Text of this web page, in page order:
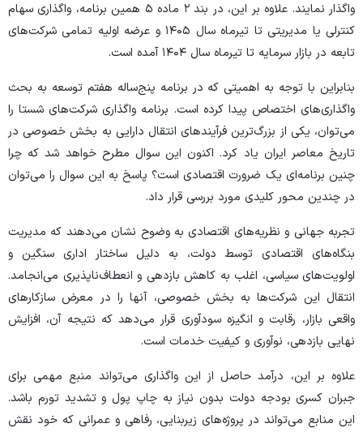
واگذار نمایند. علاوه بر این، در بند ۲ ماده ۵ همین برنامه، واگذاری سهام
کنترلی یا مدیریتی تا تیرماه سال ۱۴۰۵ و عرضه اولیه تمامی شرکت‌های
تابعه در بازار سرمایه تا تیرماه سال ۱۴۰۴ آمده است.
بنابراین با توجه به اهمیتی که در برنامه پنج‌ساله هفتم توسعه به بحث
واگذاری‌های اختصاص پیدا کرده است. برنامه واگذاری شرکت‌های شستا را
می‌توان، یکی از بزرگ‌ترین فرآیند‌های انتقال دارایی به بخش خصوصی در
تاریخ معاصر ایران یاد کرد. اکنون این سوال مطرح خواهد شد که چرا
چنین برنامه‌ای یک ضرورت اقتصادی است؟ پاسخ به این سوال را می‌توان
در چندین محور کلیدی مورد بررسی قرار داد.
تجربه جهانی و نظریه‌های اقتصادی به وضوح نشان می‌دهند که مدیریت
بنگاه‌های اقتصادی توسط دولت، به دلیل ساختار اداری سنگین و
اولویت‌های سیاسی، اغلب به کاهش بازدهی و انعطاف‌ناپذیری می‌انجامد.
انتقال این شرکت‌ها به بخش خصوصی، آنها را در معرض سازکار‌های
واقعی بازار، رقابت و انگیزه سودآوری قرار می‌دهد که نتیجه آن، افزایش
نهایی بازدهی، نوآوری و کیفیت خدمات است.
علاوه بر این، درآمد حاصل از این واگذاری می‌تواند منبع مهمی برای
جبران کسری بودجه دولت بدون نیاز به چاپ پول و تشدید تورم باشد.
این منابع می‌تواند در پروژه‌های زیربنایی، رفاهی و عمرانی که خود نقش